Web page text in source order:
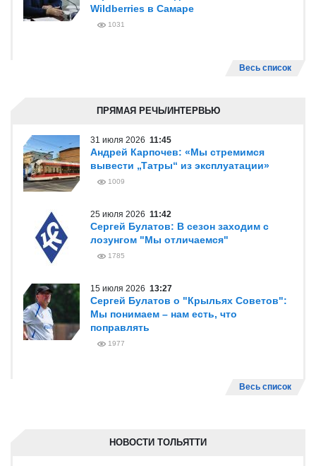
Wildberries в Самаре
1031
Весь список
ПРЯМАЯ РЕЧЬ/ИНТЕРВЬЮ
31 июля 2026 11:45
Андрей Карпочев: «Мы стремимся
вывести „Татры“ из эксплуатации»
1009
25 июля 2026 11:42
Сергей Булатов: В сезон заходим с
лозунгом "Мы отличаемся"
1785
15 июля 2026 13:27
Сергей Булатов о "Крыльях Советов":
Мы понимаем – нам есть, что
поправлять
1977
Весь список
НОВОСТИ ТОЛЬЯТТИ